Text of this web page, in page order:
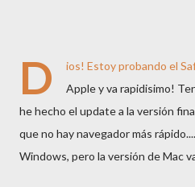
D ios! Estoy probando el
Apple y va rapidisimo!
he hecho el update a la versión
que no hay navegador más
Windows, pero la versión de Mac